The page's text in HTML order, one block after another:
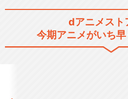
ふた
dアニメスト
今期アニメがいち早